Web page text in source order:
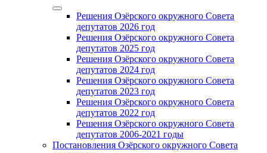
Решения Озёрского окружного Совета
депутатов 2026 год
Решения Озёрского окружного Совета
депутатов 2025 год
Решения Озёрского окружного Совета
депутатов 2024 год
Решения Озёрского окружного Совета
депутатов 2023 год
Решения Озёрского окружного Совета
депутатов 2022 год
Решения Озёрского окружного Совета
депутатов 2006-2021 годы
Постановления Озёрского окружного Совета